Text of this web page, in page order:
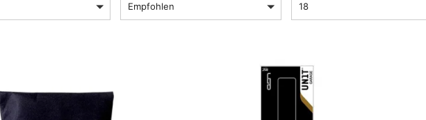
Empfohlen 18